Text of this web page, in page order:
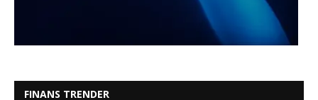
FINANS TRENDER